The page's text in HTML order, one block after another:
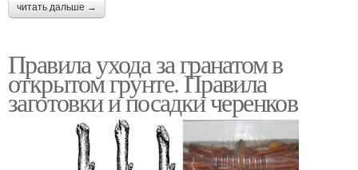
читать дальше →
Правила ухода за гранатом в
открытом грунте. Правила
заготовки и посадки черенков